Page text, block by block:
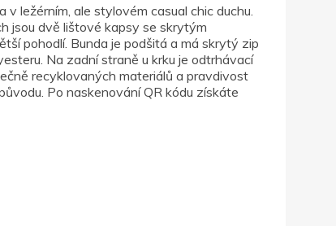
ležérním, ale stylovém casual chic duchu.
jsou dvě lištové kapsy se skrytým
pohodlí. Bunda je podšitá a má skrytý zip
Na zadní straně u krku je odtrhávací
recyklovaných materiálů a pravdivost
Po naskenování QR kódu získáte